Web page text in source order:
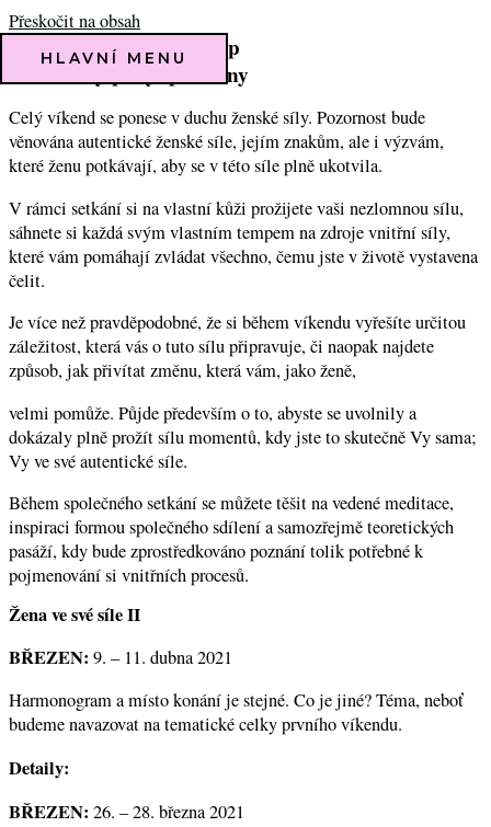
Přeskočit na obsah
HLAVNÍ MENU
Ženský a mužský princip
Víkendový pobyt pro ženy
Celý víkend se ponese v duchu ženské síly. Pozornost bude
věnována autentické ženské síle, jejím znakům, ale i výzvám,
které ženu potkávají, aby se v této síle plně ukotvila.
V rámci setkání si na vlastní kůži prožijete vaši nezlomnou sílu,
sáhnete si každá svým vlastním tempem na zdroje vnitřní síly,
které vám pomáhají zvládat všechno, čemu jste v životě vystavena
čelit.
Je více než pravděpodobné, že si během víkendu vyřešíte určitou
záležitost, která vás o tuto sílu připravuje, či naopak najdete
způsob, jak přivítat změnu, která vám, jako ženě,
velmi pomůže. Půjde především o to, abyste se uvolnily a
dokázaly plně prožít sílu momentů, kdy jste to skutečně Vy sama;
Vy ve své autentické síle.
Během společného setkání se můžete těšit na vedené meditace,
inspiraci formou společného sdílení a samozřejmě teoretických
pasáží, kdy bude zprostředkováno poznání tolik potřebné k
pojmenování si vnitřních procesů.
Žena ve své síle II
BŘEZEN: 9. – 11. dubna 2021
Harmonogram a místo konání je stejné. Co je jiné? Téma, neboť
budeme navazovat na tematické celky prvního víkendu.
Detaily:
BŘEZEN: 26. – 28. března 2021